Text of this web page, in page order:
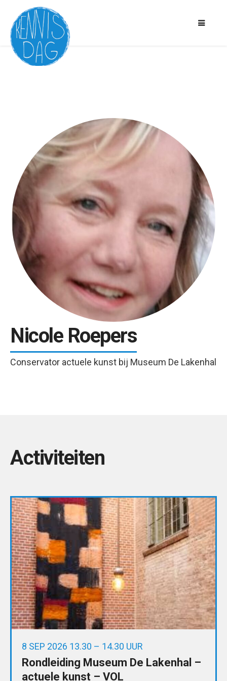
Nicole Roepers
Conservator actuele kunst bij Museum De Lakenhal
Activiteiten
8 SEP 2026 13.30 – 14.30 UUR
Rondleiding Museum De Lakenhal –
actuele kunst – VOL